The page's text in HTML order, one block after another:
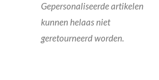
Gepersonaliseerde artikelen
kunnen helaas niet
geretourneerd worden.